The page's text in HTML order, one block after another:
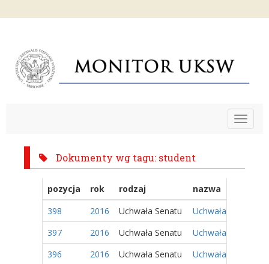
Toggle
Dokumenty wg tagu: student
pozycja rok rodzaj
nazwa
398
2016 Uchwała Senatu
Uchwała Nr 201/
397
2016 Uchwała Senatu
Uchwała Nr 200/
396
2016 Uchwała Senatu
Uchwała Nr 199/